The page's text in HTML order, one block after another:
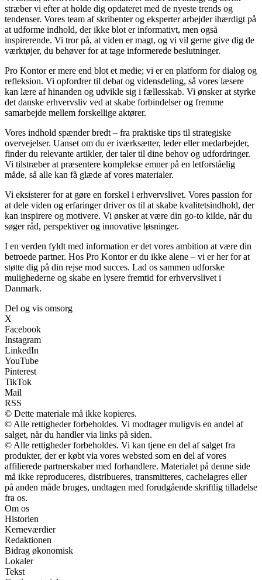
stræber vi efter at holde dig opdateret med de nyeste trends og
tendenser. Vores team af skribenter og eksperter arbejder ihærdigt på
at udforme indhold, der ikke blot er informativt, men også
inspirerende. Vi tror på, at viden er magt, og vi vil gerne give dig de
værktøjer, du behøver for at tage informerede beslutninger.
Pro Kontor er mere end blot et medie; vi er en platform for dialog og
refleksion. Vi opfordrer til debat og vidensdeling, så vores læsere
kan lære af hinanden og udvikle sig i fællesskab. Vi ønsker at styrke
det danske erhvervsliv ved at skabe forbindelser og fremme
samarbejde mellem forskellige aktører.
Vores indhold spænder bredt – fra praktiske tips til strategiske
overvejelser. Uanset om du er iværksætter, leder eller medarbejder,
finder du relevante artikler, der taler til dine behov og udfordringer.
Vi tilstræber at præsentere komplekse emner på en letforståelig
måde, så alle kan få glæde af vores materialer.
Vi eksisterer for at gøre en forskel i erhvervslivet. Vores passion for
at dele viden og erfaringer driver os til at skabe kvalitetsindhold, der
kan inspirere og motivere. Vi ønsker at være din go-to kilde, når du
søger råd, perspektiver og innovative løsninger.
I en verden fyldt med information er det vores ambition at være din
betroede partner. Hos Pro Kontor er du ikke alene – vi er her for at
støtte dig på din rejse mod succes. Lad os sammen udforske
mulighederne og skabe en lysere fremtid for erhvervslivet i
Danmark.
Del og vis omsorg
X
Facebook
Instagram
LinkedIn
YouTube
Pinterest
TikTok
Mail
RSS
© Dette materiale må ikke kopieres.
© Alle rettigheder forbeholdes. Vi modtager muligvis en andel af
salget, når du handler via links på siden.
© Alle rettigheder forbeholdes. Vi kan tjene en del af salget fra
produkter, der er købt via vores websted som en del af vores
affilierede partnerskaber med forhandlere. Materialet på denne side
må ikke reproduceres, distribueres, transmitteres, cachelagres eller
på anden måde bruges, undtagen med forudgående skriftlig tilladelse
fra os.
Om os
Historien
Kerneværdier
Redaktionen
Bidrag økonomisk
Lokaler
Tekst